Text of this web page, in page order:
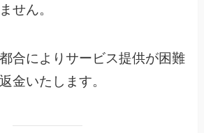
せん。
合によりサービス提供が困難
金いたします。